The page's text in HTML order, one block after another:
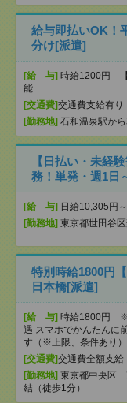
給与即払いOK！
分け[派遣]
[給 与] 時給1200円
能
[交通費]交通費支給有り
[勤務地] 石和温泉駅か
【日払い・未経
務！単発・週1日
[給 与] 日給10,305円
[勤務地] 東京都世田谷
特別時給1800円
日本橋[派遣]
[給 与] 時給1800円 ※
遇 スマホでかんたんに
す（※上限、条件あり）
[交通費]交通費全額支給
[勤務地] 東京都中央区
結（徒歩1分）